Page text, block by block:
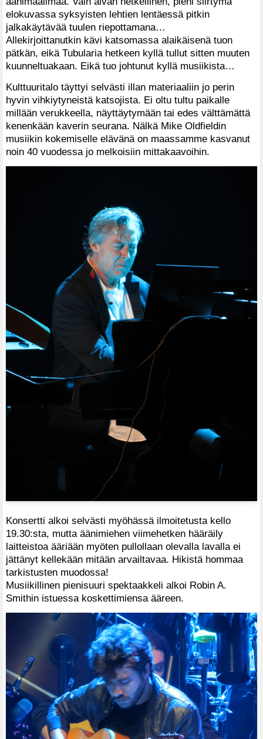
elokuvassa syksyisten lehtien lentäessä pitkin
jalkakäytävää tuulen riepottamana…
Allekirjoittanutkin kävi katsomassa alaikäisenä tuon
pätkän, eikä Tubularia hetkeen kyllä tullut sitten muuten
kuunneltuakaan. Eikä tuo johtunut kyllä musiikista…
Kulttuuritalo täyttyi selvästi illan materiaaliin jo perin
hyvin vihkiytyneistä katsojista. Ei oltu tultu paikalle
millään verukkeella, näyttäytymään tai edes välttämättä
kenenkään kaverin seurana. Nälkä Mike Oldfieldin
musiikin kokemiselle elävänä on maassamme kasvanut
noin 40 vuodessa jo melkoisiin mittakaavoihin.
Konsertti alkoi selvästi myöhässä ilmoitetusta kello
19.30:sta, mutta äänimiehen viimehetken hääräily
laitteistoa ääriään myöten pullollaan olevalla lavalla ei
jättänyt kellekään mitään arvailtavaa. Hikistä hommaa
tarkistusten muodossa!
Musiikillinen pienisuuri spektaakkeli alkoi Robin A.
Smithin istuessa koskettimiensa ääreen.